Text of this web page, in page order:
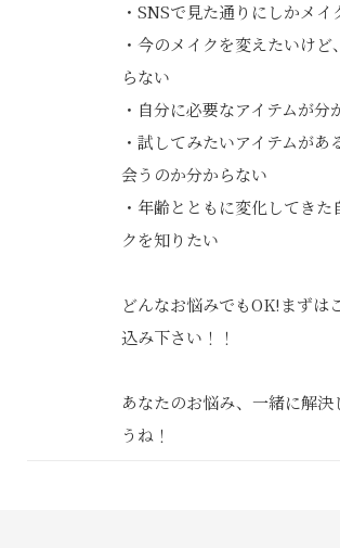
・SNSで見た通りにしかメイ
・今のメイクを変えたいけ
らない
・自分に必要なアイテムが分
・試してみたいアイテムがあ
会うのか分からない
・年齢とともに変化してきた
クを知りたい
どんなお悩みでもOK!まずは
込み下さい！！
あなたのお悩み、一緒に解決
うね！